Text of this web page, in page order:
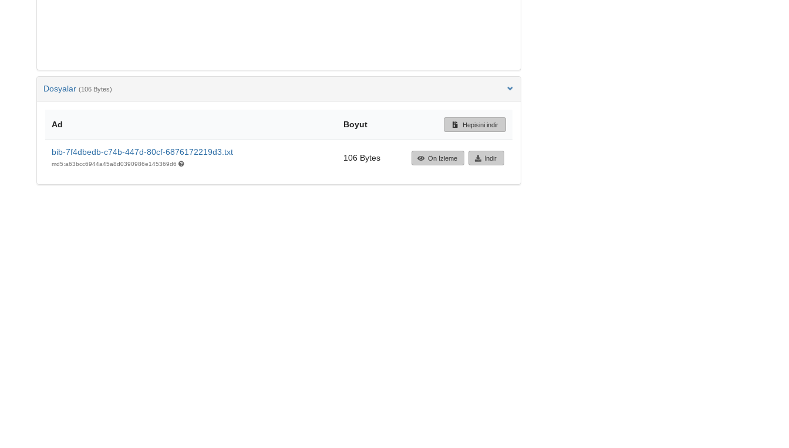
Dosyalar (106 Bytes)
Ad Boyut Hepisini indir
bib-7f4dbedb-c74b-447d-80cf-6876172219d3.txt
md5:a63bcc6944a45a8d0390986e145369d6
106 Bytes Ön İzleme İndir